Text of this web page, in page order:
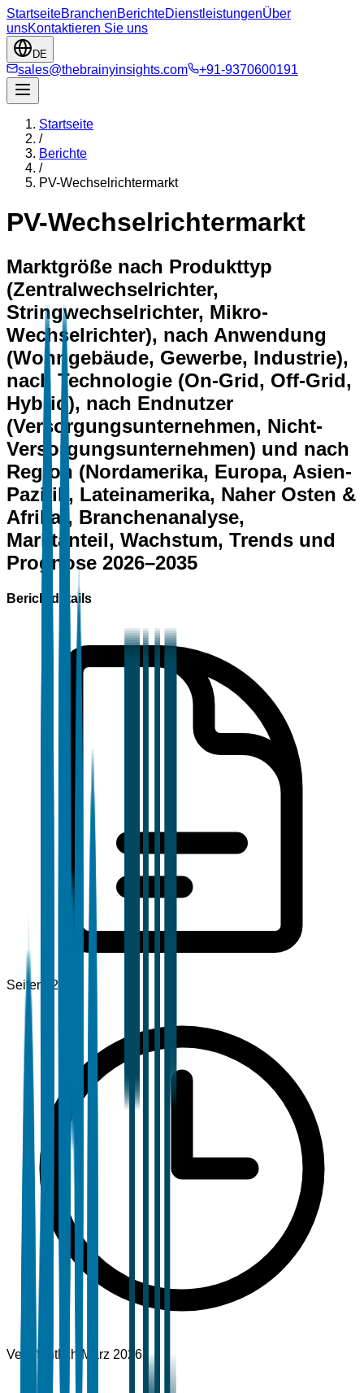
StartseiteBranchenBerichteDienstleistungenÜber
unsKontaktieren Sie uns
DE
sales@thebrainyinsights.com +91-9370600191
Startseite
/
Berichte
/
PV-Wechselrichtermarkt
PV-Wechselrichtermarkt
Marktgröße nach Produkttyp
(Zentralwechselrichter,
Stringwechselrichter, Mikro-
Wechselrichter), nach Anwendung
(Wohngebäude, Gewerbe, Industrie),
nach Technologie (On-Grid, Off-Grid,
Hybrid), nach Endnutzer
(Versorgungsunternehmen, Nicht-
Versorgungsunternehmen) und nach
Region (Nordamerika, Europa, Asien-
Pazifik, Lateinamerika, Naher Osten &
Afrika), Branchenanalyse,
Marktanteil, Wachstum, Trends und
Prognose 2026–2035
Berichtdetails
Seiten 120+
Veröffentlicht März 2026